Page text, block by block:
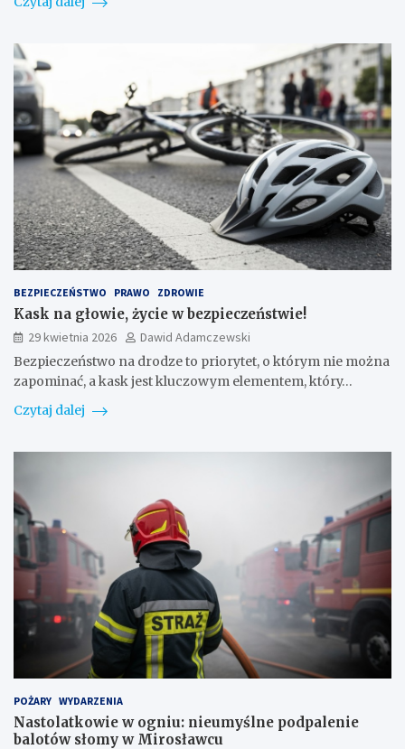
BEZPIECZEŃSTWO PRAWO ZDROWIE
Kask na głowie, życie w bezpieczeństwie!
29 kwietnia 2026
Dawid Adamczewski
Bezpieczeństwo na drodze to priorytet, o którym nie można
zapominać, a kask jest kluczowym elementem, który…
Czytaj dalej
POŻARY WYDARZENIA
Nastolatkowie w ogniu: nieumyślne podpalenie
balotów słomy w Mirosławcu